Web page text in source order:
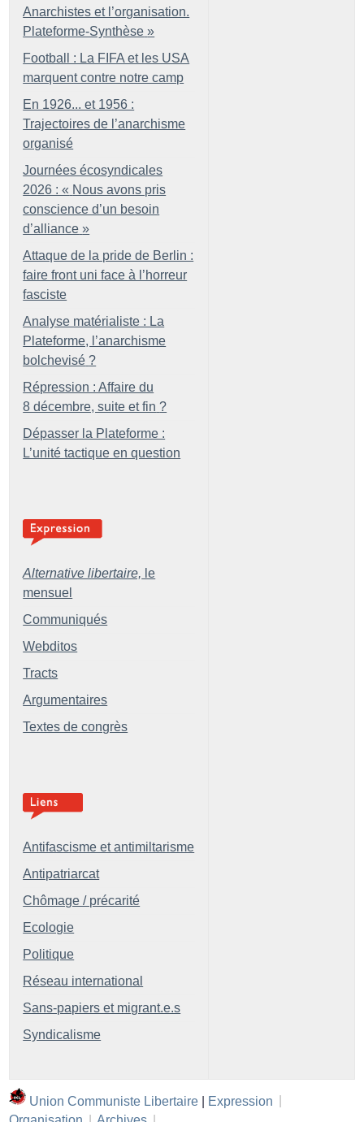
Anarchistes et l’organisation.
Plateforme-Synthèse »
Football : La FIFA et les USA
marquent contre notre camp
En 1926... et 1956 :
Trajectoires de l’anarchisme
organisé
Journées écosyndicales
2026 : « Nous avons pris
conscience d’un besoin
d’alliance »
Attaque de la pride de Berlin :
faire front uni face à l’horreur
fasciste
Analyse matérialiste : La
Plateforme, l’anarchisme
bolchevisé ?
Répression : Affaire du
8 décembre, suite et fin ?
Dépasser la Plateforme :
L’unité tactique en question
Alternative libertaire, le
mensuel
Communiqués
Webditos
Tracts
Argumentaires
Textes de congrès
Antifascisme et antimiltarisme
Antipatriarcat
Chômage / précarité
Ecologie
Politique
Réseau international
Sans-papiers et migrant.e.s
Syndicalisme
Union Communiste Libertaire | Expression